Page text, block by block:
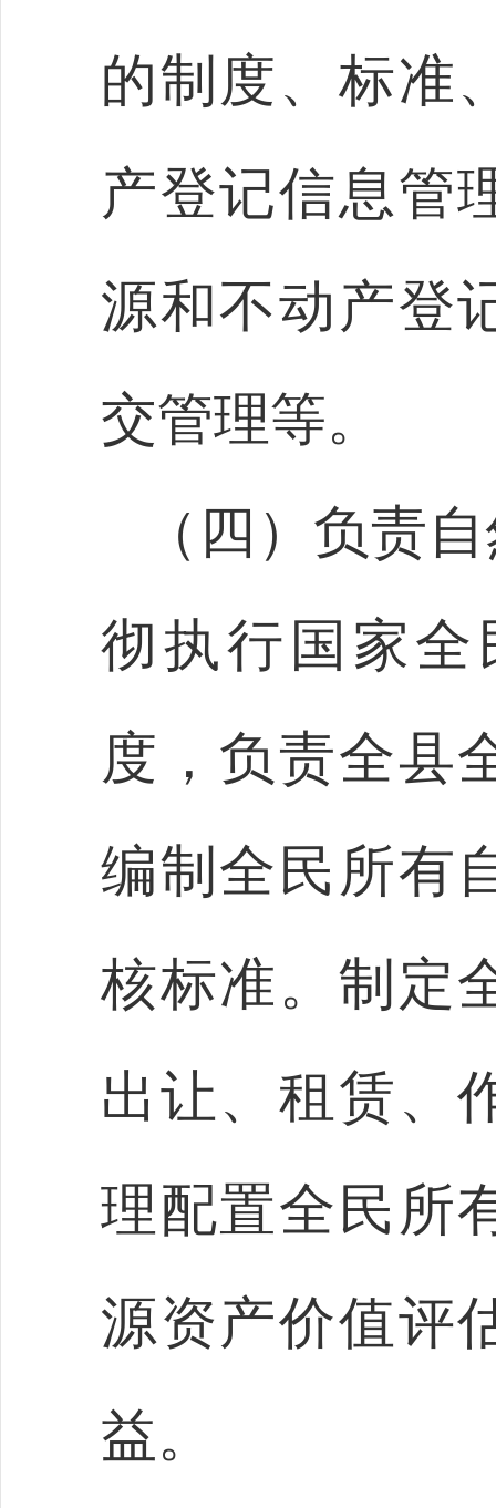
的制度、标准
产登记信息管
源和不动产登
交管理等。
（四）负责
彻执行国家
度，负责全县
编制全民所有
核标准。制定
出让、租赁、
理配置全民所
源资产价值评
益。